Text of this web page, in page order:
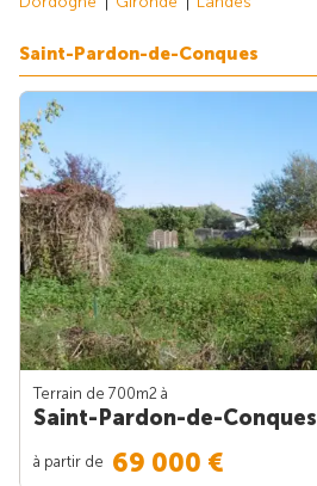
Saint-Pardon-de-Conques
Terrain de 700m2 à
Saint-Pardon-de-Conques
à partir de 69 000 €